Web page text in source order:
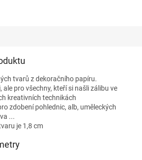
tvarů z dekoračního papíru.
ale pro všechny, kteří si našli zálibu ve
kreativních technikách
zdobení pohlednic, alb, uměleckých
...
je 1,8 cm